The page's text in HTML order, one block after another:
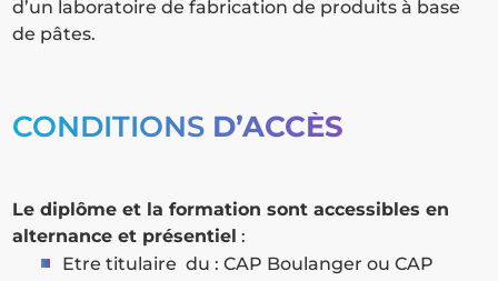
d’un laboratoire de fabrication de produits à base
de pâtes.
CONDITIONS D’ACCÈS
Le diplôme et la formation sont accessibles en
alternance et présentiel :
Etre titulaire du : CAP Boulanger ou CAP